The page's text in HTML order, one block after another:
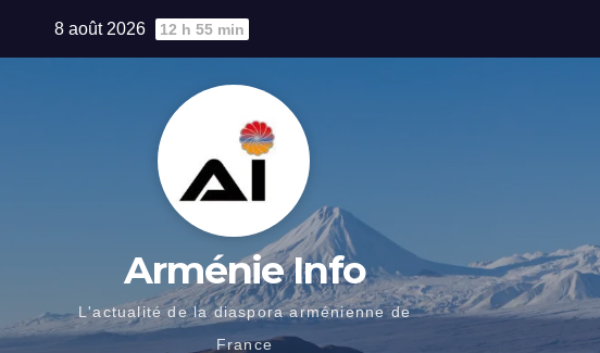
8 août 2026 12 h 55 min
Arménie Info
L'actualité de la diaspora arménienne de
France